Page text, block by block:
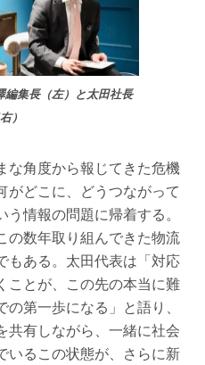
集長（左）と太田社長
右）
な角度から報じてきた危機
がどこに、どうつながって
情報の問題に帰着する。
の数年取り組んできた物流
もある。太田代表は「対応
ことが、この先の本当に難
第一歩になる」と語り、
共有しながら、一緒に社会
いるこの状態が、さらに新